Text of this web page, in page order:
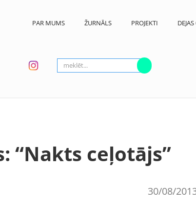
PAR MUMS ŽURNĀLS PROJEKTI
“Nakts ceļotājs”
30/08/